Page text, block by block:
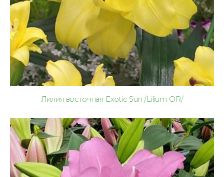
Лилия восточная Exotic Sun /Lilium OR/